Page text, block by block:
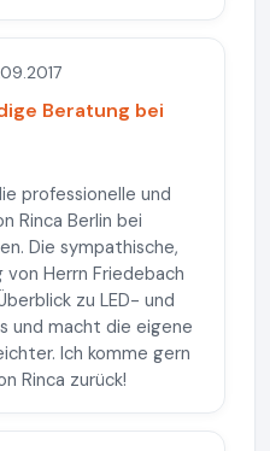
Beratung bei
professionelle und
Rinca Berlin bei
Die sympathische,
Herrn Friedebach
zu LED- und
und macht die eigene
Ich komme gern
Rinca zurück!